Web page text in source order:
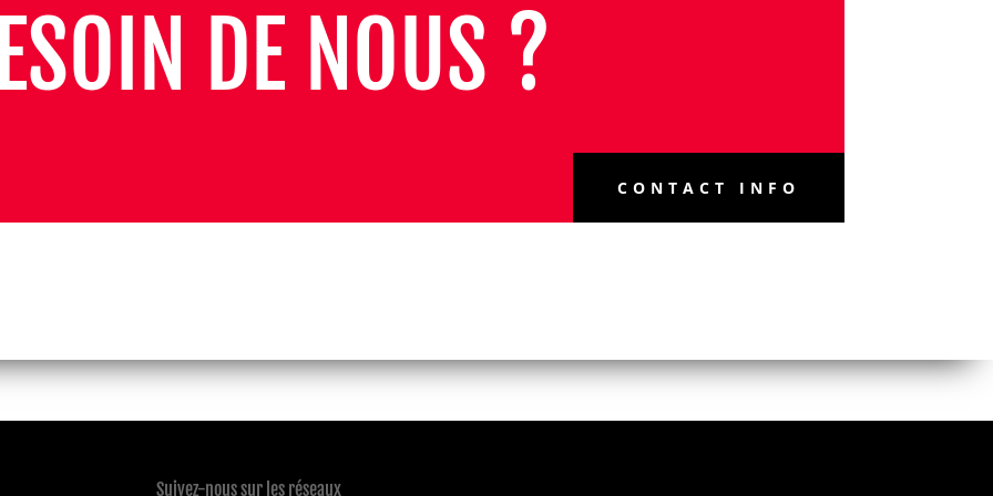
DE NOUS ?
CONTACT INFO
Suivez-nous sur les réseaux